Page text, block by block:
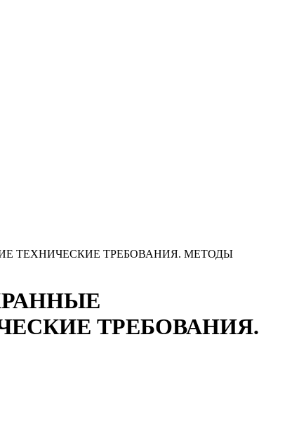
ТЕХНИЧЕСКИЕ ТРЕБОВАНИЯ. МЕТОДЫ
ТРЕБОВАНИЯ.